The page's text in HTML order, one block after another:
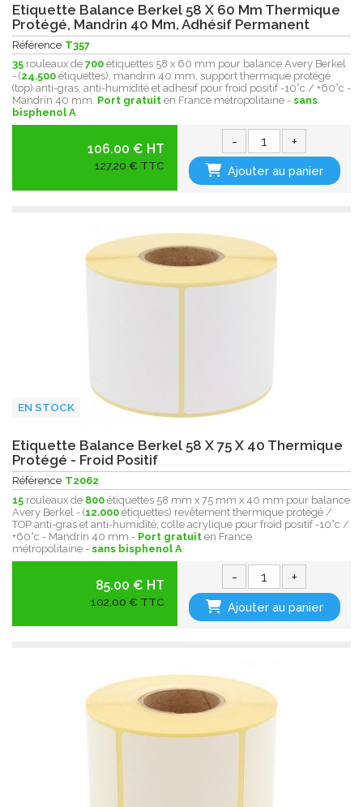
Etiquette Balance Berkel 58 X 60 Mm Thermique
Protégé, Mandrin 40 Mm, Adhésif Permanent
Référence T357
35 rouleaux de 700 étiquettes 58 x 60 mm pour balance Avery Berkel
- (24.500 étiquettes), mandrin 40 mm, support thermique protégé
(top) anti-gras, anti-humidité et adhésif pour froid positif -10°c / +60°c -
Mandrin 40 mm. Port gratuit en France métropolitaine - sans
bisphenol A
106.00 € HT
127,20 € TTC
- +
Ajouter au panier
EN STOCK
Etiquette Balance Berkel 58 X 75 X 40 Thermique
Protégé - Froid Positif
Référence T2062
15 rouleaux de 800 étiquettes 58 mm x 75 mm x 40 mm pour balance
Avery Berkel - (12.000 étiquettes) revêtement thermique protégé /
TOP anti-gras et anti-humidité, colle acrylique pour froid positif -10°c /
+60°c - Mandrin 40 mm - Port gratuit en France
métropolitaine - sans bisphenol A
85.00 € HT
102,00 € TTC
- +
Ajouter au panier